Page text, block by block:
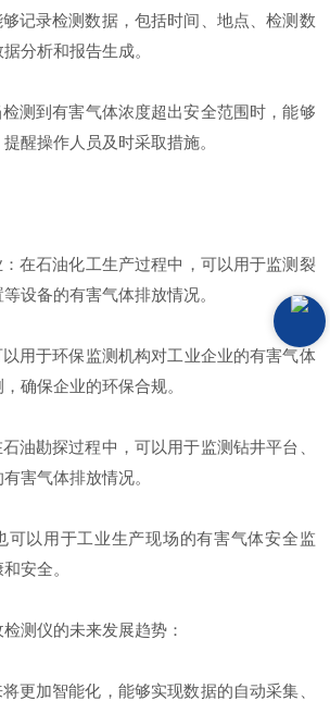
录检测数据，包括时间、地点、检测数
分析和报告生成。
测到有害气体浓度超出安全范围时，能够
醒操作人员及时采取措施。
：在石油化工生产过程中，可以用于监测裂
等设备的有害气体排放情况。
用于环保监测机构对工业企业的有害气体
确保企业的环保合规。
勘探过程中，可以用于监测钻井平台、
气体排放情况。
可以用于工业生产现场的有害气体安全监
全。
的未来发展趋势：
更加智能化，能够实现数据的自动采集、